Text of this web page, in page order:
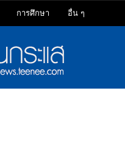
การศึกษา อื่น ๆ